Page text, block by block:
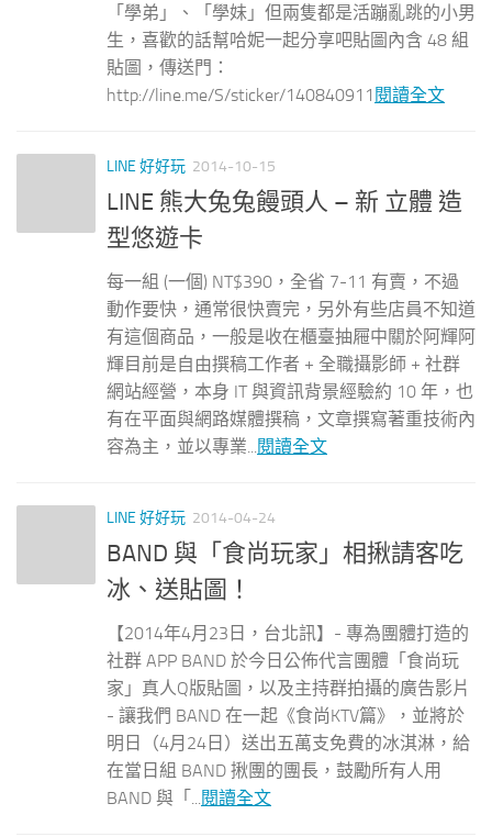
「學弟」、「學妹」但兩隻都是活蹦亂跳的小男
生，喜歡的話幫哈妮一起分享吧貼圖內含 48 組
貼圖，傳送門：
http://line.me/S/sticker/140840911 閱讀全文
LINE 好好玩 2014-10-15
LINE 熊大兔兔饅頭人 – 新 立體 造
型悠遊卡
每一組 (一個) NT$390，全省 7-11 有賣，不過
動作要快，通常很快賣完，另外有些店員不知道
有這個商品，一般是收在櫃臺抽屜中關於阿輝阿
輝目前是自由撰稿工作者 + 全職攝影師 + 社群
網站經營，本身 IT 與資訊背景經驗約 10 年，也
有在平面與網路媒體撰稿，文章撰寫著重技術內
容為主，並以專業...閱讀全文
LINE 好好玩 2014-04-24
BAND 與「食尚玩家」相揪請客吃
冰、送貼圖！
【2014年4月23日，台北訊】- 專為團體打造的
社群 APP BAND 於今日公佈代言團體「食尚玩
家」真人Q版貼圖，以及主持群拍攝的廣告影片
- 讓我們 BAND 在一起《食尚KTV篇》，並將於
明日（4月24日）送出五萬支免費的冰淇淋，給
在當日組 BAND 揪團的團長，鼓勵所有人用
BAND 與「...閱讀全文